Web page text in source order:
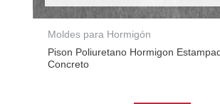
Moldes para Hormigón
Pison Poliuretano Hormigon
Concreto